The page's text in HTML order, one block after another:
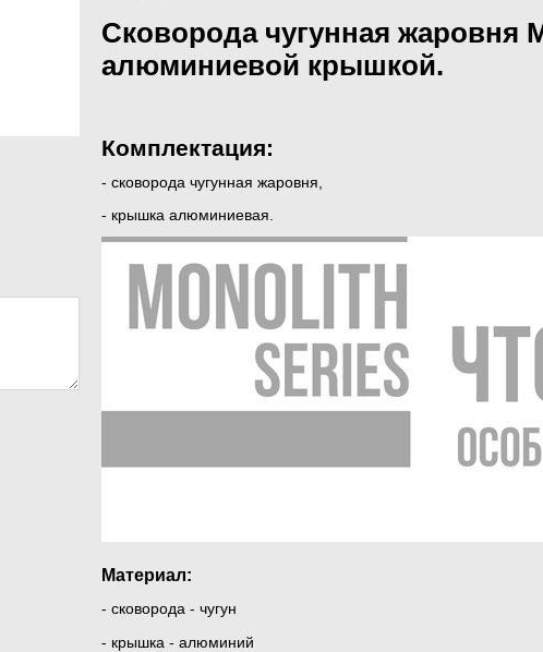
Сковорода чугунная жаровня
алюминиевой крышкой.
Комплектация:
- сковорода чугунная жаровня,
- крышка алюминиевая.
Материал:
- сковорода - чугун
- крышка - алюминий